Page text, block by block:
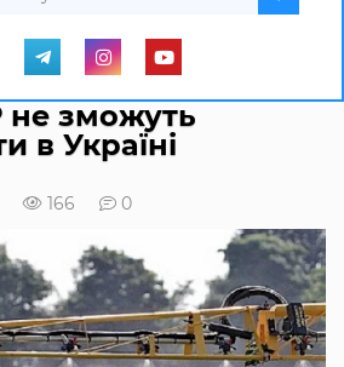
не зможуть
в Україні
166 0